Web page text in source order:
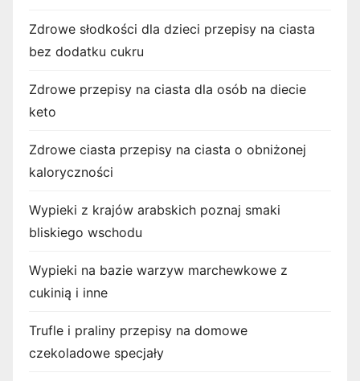
Zdrowe słodkości dla dzieci przepisy na ciasta
bez dodatku cukru
Zdrowe przepisy na ciasta dla osób na diecie
keto
Zdrowe ciasta przepisy na ciasta o obniżonej
kaloryczności
Wypieki z krajów arabskich poznaj smaki
bliskiego wschodu
Wypieki na bazie warzyw marchewkowe z
cukinią i inne
Trufle i praliny przepisy na domowe
czekoladowe specjały